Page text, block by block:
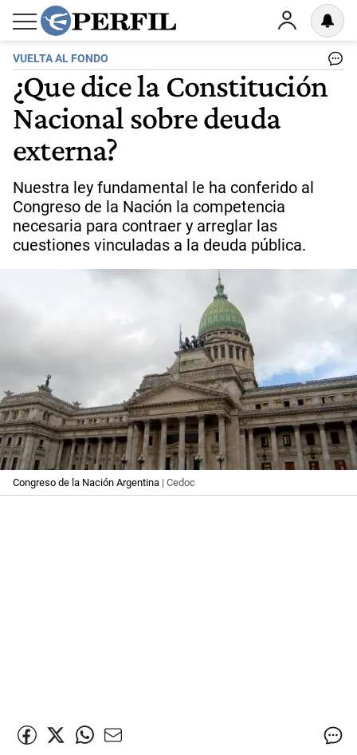
VUELTA AL FONDO
¿Que dice la Constitución
Nacional sobre deuda
externa?
Nuestra ley fundamental le ha conferido al
Congreso de la Nación la competencia
necesaria para contraer y arreglar las
cuestiones vinculadas a la deuda pública.
Congreso de la Nación Argentina | Cedoc